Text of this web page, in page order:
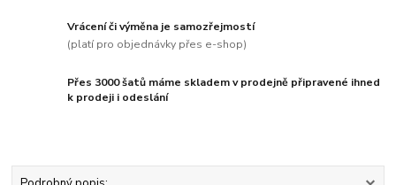
Vrácení či výměna je samozřejmostí
(platí pro objednávky přes e-shop)
Přes 3000 šatů máme skladem v prodejně připravené ihned
k prodeji i odeslání